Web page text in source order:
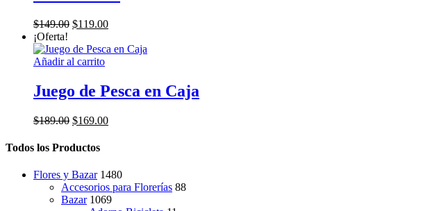
se
en
la
$149.00 El
original
era:
$119.00El
actual
¡Oferta!
Añadir al carrito
Juego de Pesca en Caja
$189.00 El
original
$189.00.
$169.00El
$169.00.
Todos los Productos
Flores y Bazar 1480
Accesorios para Florerías 88
Bazar 1069